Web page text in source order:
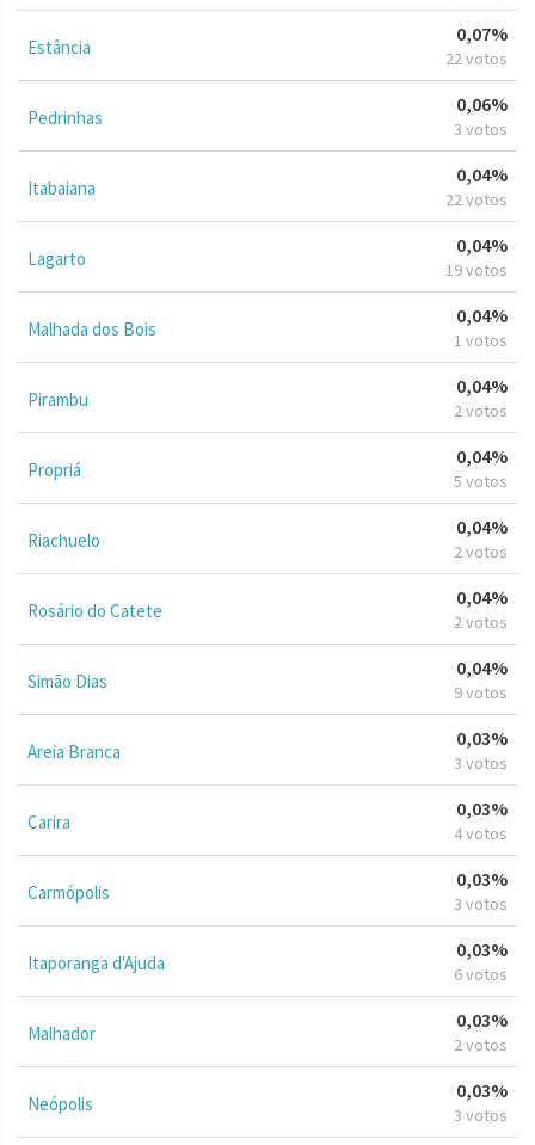
Estância
0,07%
22 votos
Pedrinhas
0,06%
3 votos
Itabaiana
0,04%
22 votos
Lagarto
0,04%
19 votos
Malhada dos Bois
0,04%
1 votos
Pirambu
0,04%
2 votos
Propriá
0,04%
5 votos
Riachuelo
0,04%
2 votos
Rosário do Catete
0,04%
2 votos
Simão Dias
0,04%
9 votos
Areia Branca
0,03%
3 votos
Carira
0,03%
4 votos
Carmópolis
0,03%
3 votos
Itaporanga d'Ajuda
0,03%
6 votos
Malhador
0,03%
2 votos
Neópolis
0,03%
3 votos